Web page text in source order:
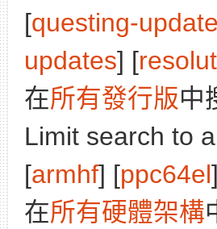
[questing-
updates] [
在所有發行版中
Limit search to
[armhf] [ppc64el
在所有硬體架構